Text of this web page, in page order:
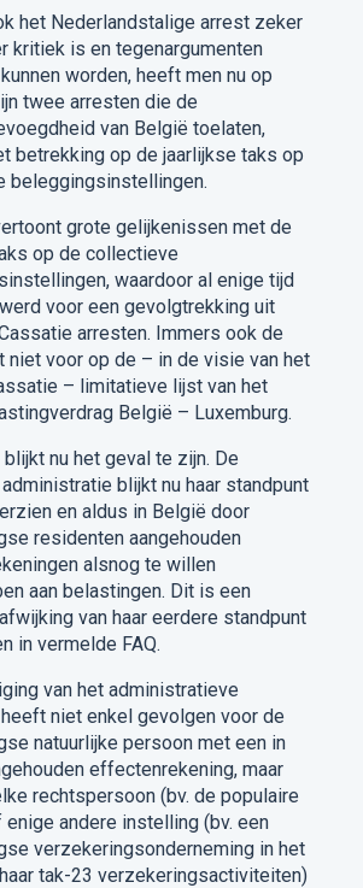
het Nederlandstalige arrest zeker
kritiek is en tegenargumenten
worden, heeft men nu op
twee arresten die de
van België toelaten,
betrekking op de jaarlijkse taks op
beleggingsinstellingen.
grote gelijkenissen met de
op de collectieve
waardoor al enige tijd
voor een gevolgtrekking uit
arresten. Immers ook de
niet voor op de – in de visie van het
– limitatieve lijst van het
België – Luxemburg.
nu het geval te zijn. De
blijkt nu haar standpunt
en aldus in België door
residenten aangehouden
alsnog te willen
aan belastingen. Dit is een
van haar eerdere standpunt
in vermelde FAQ.
van het administratieve
niet enkel gevolgen voor de
natuurlijke persoon met een in
effectenrekening, maar
rechtspersoon (bv. de populaire
andere instelling (bv. een
verzekeringsonderneming in het
tak-23 verzekeringsactiviteiten)